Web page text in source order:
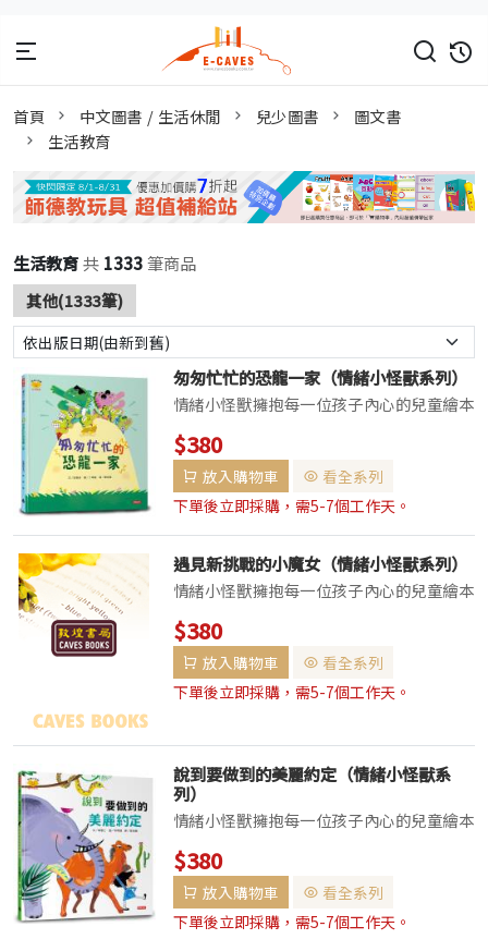
首頁 中文圖書 / 生活休閒 兒少圖書
圖文書
生活教育
生活教育共 1333筆商品
其他(1333筆)
匆匆忙忙的恐龍一家（情緒小怪獸系列）
情緒小怪獸擁抱每一位孩子內心的兒童繪本
培養自信、自主、快樂的孩子！♥韓國累積
銷售800萬冊以上♥榮獲多項韓國教育、出
版、童話與國際作者大獎♥收錄兒童與青少
年諮...
$380
放入購物車
看全系列
下單後立即採購，需5-7個工作天。
遇見新挑戰的小魔女（情緒小怪獸系列）
情緒小怪獸擁抱每一位孩子內心的兒童繪本
培養自信、自主、快樂的孩子！♥韓國累積
銷售800萬冊以上♥榮獲多項韓國教育、出
版、童話與國際作者大獎♥收錄兒童與青少
年諮...
$380
放入購物車
看全系列
下單後立即採購，需5-7個工作天。
說到要做到的美麗約定（情緒小怪獸系
列）
情緒小怪獸擁抱每一位孩子內心的兒童繪本
培養自信、自主、快樂的孩子！♥韓國累積
銷售800萬冊以上♥榮獲多項韓國教育、出
版、童話與國際作者大獎♥收錄兒童與青少
年諮...
$380
放入購物車
看全系列
下單後立即採購，需5-7個工作天。